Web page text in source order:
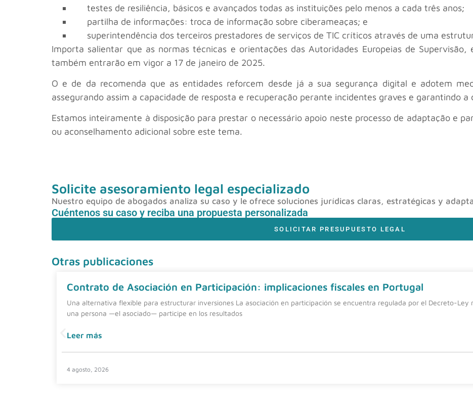
testes de resiliência, básicos e avançados todas as instituições pelo menos a cada três anos;
partilha de informações: troca de informação sobre ciberameaças; e
superintendência dos terceiros prestadores de serviços de TIC críticos através de uma
Importa salientar que as normas técnicas e orientações das Autoridades Europeias de
também entrarão em vigor a 17 de janeiro de 2025.
O e de da recomenda que as entidades reforcem desde já a sua segurança digital e adotem
assegurando assim a capacidade de resposta e recuperação perante incidentes graves e garantindo a
Estamos inteiramente à disposição para prestar o necessário apoio neste processo de adaptação e
ou aconselhamento adicional sobre este tema.
Solicite asesoramiento legal especializado
Nuestro equipo de abogados analiza su caso y le ofrece soluciones jurídicas claras, estratégicas y
Cuéntenos su caso y reciba una propuesta personalizada
SOLICITAR PRESUPUESTO LEGAL
Otras publicaciones
Contrato de Asociación en Participación: implicaciones fiscales en Portugal
Una alternativa flexible para estructurar inversiones La asociación en participación se encuentra regulada por el Decreto-Ley
una persona —el asociado— participe en los resultados
Leer más
4 agosto, 2026